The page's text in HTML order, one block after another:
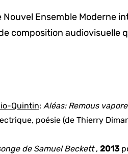
Ensemble Moderne
composition audiovisuelle
Quintin: Aléas: Remous
poésie (de Thierry
de Samuel Beckett, 2013